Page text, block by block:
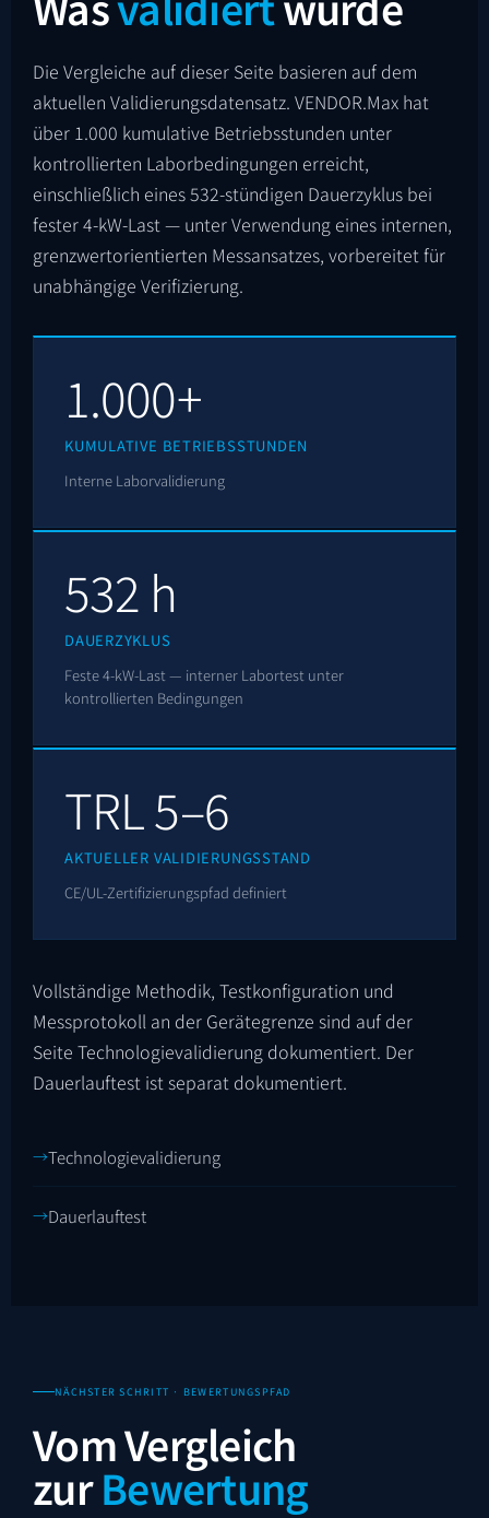
Die Vergleiche auf dieser Seite basieren auf dem
aktuellen Validierungsdatensatz. VENDOR.Max hat
über 1.000 kumulative Betriebsstunden unter
kontrollierten Laborbedingungen erreicht,
einschließlich eines 532-stündigen Dauerzyklus bei
fester 4-kW-Last — unter Verwendung eines internen,
grenzwertorientierten Messansatzes, vorbereitet für
unabhängige Verifizierung.
1.000+
KUMULATIVE BETRIEBSSTUNDEN
Interne Laborvalidierung
532 h
DAUERZYKLUS
Feste 4-kW-Last — interner Labortest unter
kontrollierten Bedingungen
TRL 5–6
AKTUELLER VALIDIERUNGSSTAND
CE/UL-Zertifizierungspfad definiert
Vollständige Methodik, Testkonfiguration und
Messprotokoll an der Gerätegrenze sind auf der
Seite Technologievalidierung dokumentiert. Der
Dauerlauftest ist separat dokumentiert.
Technologievalidierung
Dauerlauftest
NÄCHSTER SCHRITT · BEWERTUNGSPFAD
Vom Vergleich
zurBewertung